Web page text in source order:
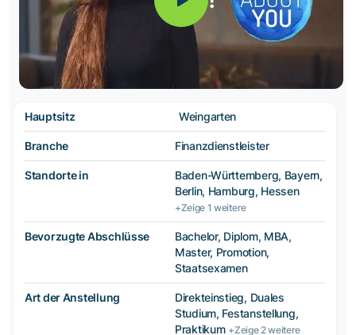
Hauptsitz Weingarten
Branche Finanzdienstleister
Standorte in
Baden-Württemberg, Bayern,
Berlin, Hamburg, Hessen
+Zeige 1 weitere
Bevorzugte Abschlüsse
Bachelor, Diplom, MBA,
Master, Promotion,
Staatsexamen
Art der Anstellung
Direkteinstieg, Duales
Studium, Festanstellung,
Praktikum +Zeige 2 weitere